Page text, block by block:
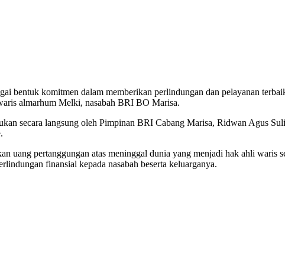
bentuk komitmen dalam memberikan perlindungan dan pelayanan
almarhum Melki, nasabah BRI BO Marisa.
secara langsung oleh Pimpinan BRI Cabang Marisa, Ridwan Agus
uang pertanggungan atas meninggal dunia yang menjadi hak ahli
finansial kepada nasabah beserta keluarganya.